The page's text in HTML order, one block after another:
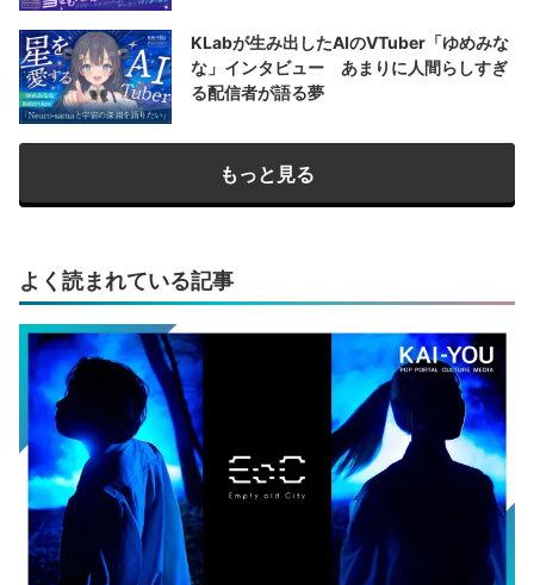
KLabが生み出したAIのVTuber「ゆめみな
な」インタビュー あまりに人間らしすぎ
る配信者が語る夢
もっと見る
よく読まれている記事